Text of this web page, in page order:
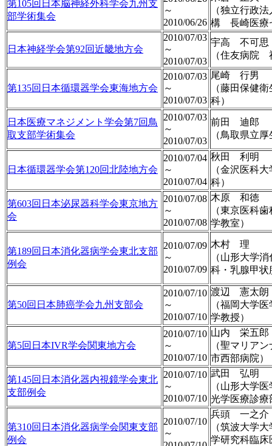
第105回日本脳神経外科学会九州支
部学術集会
～
2010/06/26
（独立行政
構 長崎医療
日本神経学会第92回近畿地方会
2010/07/03
～
2010/07/03
宇高 不可思
（住友病院
第135回日本循環器学会東海地方会
2010/07/03
～
2010/07/03
尾崎 行男
（藤田保健
科）
日本医療マネジメント学会第7回鳥
取支部学術集会
2010/07/03
～
2010/07/03
前田 迪郎
（鳥取県立
日本循環器学会第120回北陸地方会
2010/07/04
～
2010/07/04
秋田 利明
（金沢医科
科）
第603回日本泌尿器科学会東京地方
会
2010/07/08
～
2010/07/08
木原 和徳
（東京医科
学教室）
第189回日本消化器病学会東北支部
例会
2010/07/09
～
2010/07/09
木村 理
（山形大学
科・乳腺甲状
第50回日本肺癌学会九州支部会
2010/07/10
～
2010/07/10
渡辺 憲太朗
（福岡大学
学教授）
第5回日本IVR学会関東地方会
2010/07/10
～
2010/07/10
山内 栄五郎
（聖マリア
市西部病院）
第145回日本消化器内視鏡学会東北
支部例会
2010/07/10
～
2010/07/10
武田 弘明
（山形大学
光学医療診療
第310回日本消化器病学会関東支部
例会
2010/07/10
～
兵頭 一之介
（筑波大学
学研究科臨床